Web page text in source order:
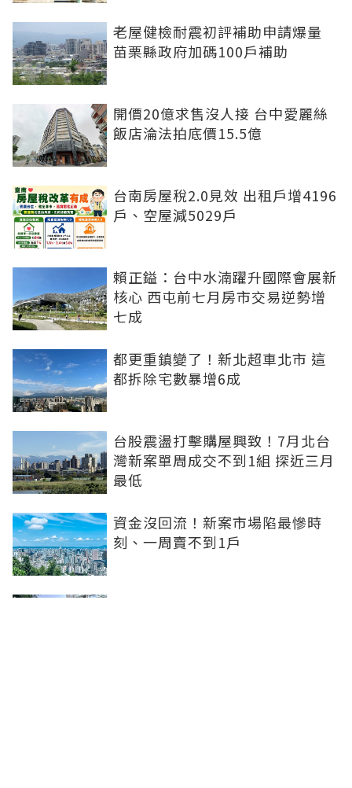
老屋健檢耐震初評補助申請爆量
苗栗縣政府加碼100戶補助
開價20億求售沒人接 台中愛麗絲
飯店淪法拍底價15.5億
台南房屋稅2.0見效 出租戶增4196
戶、空屋減5029戶
賴正鎰：台中水湳躍升國際會展新
核心 西屯前七月房市交易逆勢增
七成
都更重鎮變了！新北超車北市 這
都拆除宅數暴增6成
台股震盪打擊購屋興致！7月北台
灣新案單周成交不到1組 探近三月
最低
資金沒回流！新案市場陷最慘時
刻、一周賣不到1戶